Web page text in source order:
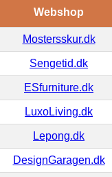
Webshop
Mostersskur.dk
Sengetid.dk
ESfurniture.dk
LuxoLiving.dk
Lepong.dk
DesignGaragen.dk